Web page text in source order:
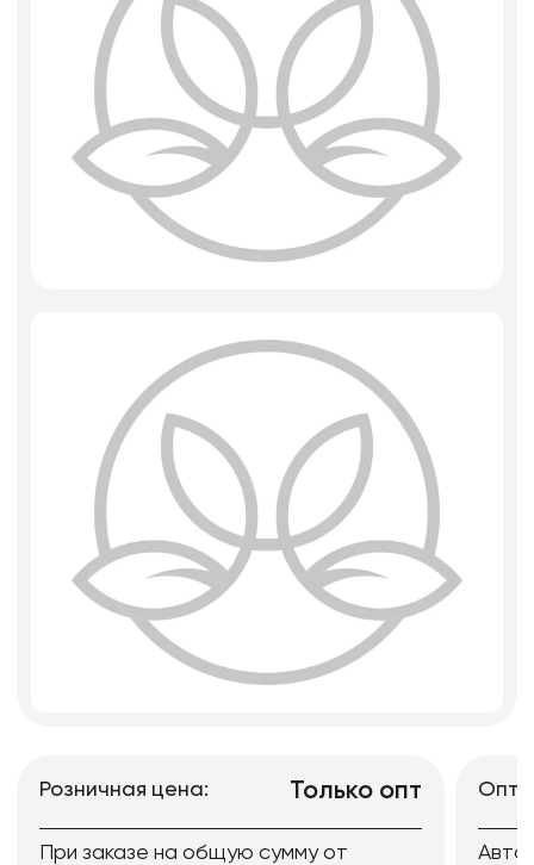
Изделия из металла
Сухоцветы
Розничная цена: Только опт
При заказе на общую сумму от